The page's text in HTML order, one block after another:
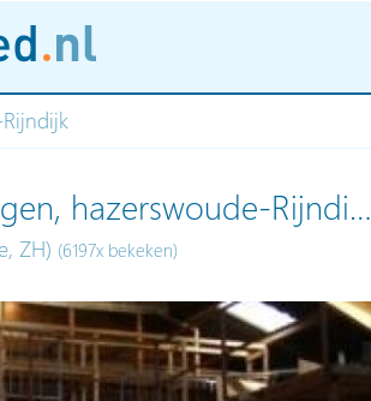
hazerswoude-Rijndi…
ZH) (6197x bekeken)